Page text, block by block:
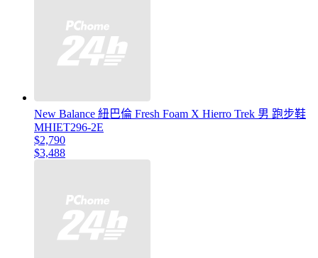
New Balance 紐巴倫 Fresh Foam X Hierro Trek 男 跑步鞋
MHIET296-2E
$2,790
$3,488